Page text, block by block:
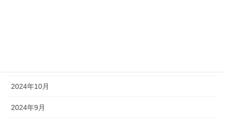
2024年10月
2024年9月